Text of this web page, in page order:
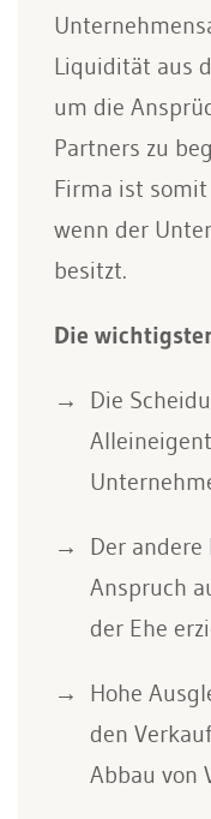
Liquidität aus
um die
Partners zu
Firma ist
wenn der
besitzt.
Die
Die
Der
Anspruch
der Ehe
Hohe
den
Abbau von